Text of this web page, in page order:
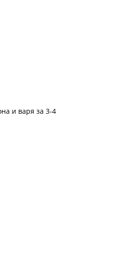
и варя за 3-4